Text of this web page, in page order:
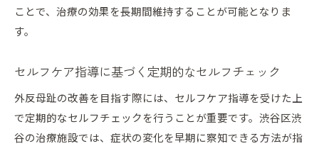
ことで、治療の効果を長期間維持することが可能となりま
す。
セルフケア指導に基づく定期的なセルフチェック
外反母趾の改善を目指す際には、セルフケア指導を受けた上
で定期的なセルフチェックを行うことが重要です。渋谷区渋
谷の治療施設では、症状の変化を早期に察知できる方法が指